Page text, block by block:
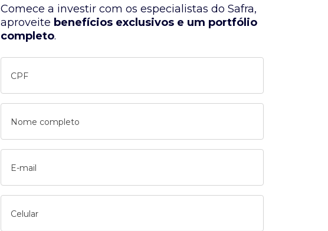
Comece a investir com os especialistas do Safra,
aproveite benefícios exclusivos e um portfólio
completo.
CPF
Nome completo
E-mail
Celular